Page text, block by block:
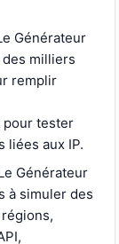
Générateur
milliers
remplir
pour tester
liées aux IP.
Générateur
à simuler des